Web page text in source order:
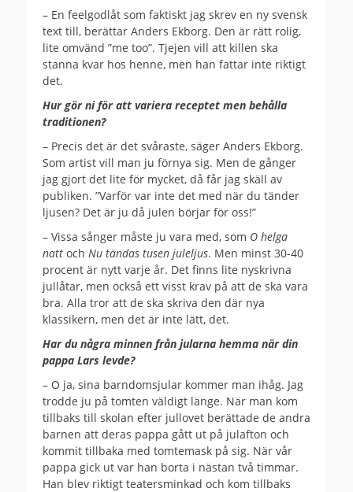
– En feelgodlåt som faktiskt jag skrev en ny svensk
text till, berättar Anders Ekborg. Den är rätt rolig,
lite omvänd ”me too”. Tjejen vill att killen ska
stanna kvar hos henne, men han fattar inte riktigt
det.
Hur gör ni för att variera receptet men behålla
traditionen?
– Precis det är det svåraste, säger Anders Ekborg.
Som artist vill man ju förnya sig. Men de gånger
jag gjort det lite för mycket, då får jag skäll av
publiken. ”Varför var inte det med när du tänder
ljusen? Det är ju då julen börjar för oss!”
– Vissa sånger måste ju vara med, som O helga
natt och Nu tändas tusen juleljus. Men minst 30-40
procent är nytt varje år. Det finns lite nyskrivna
jullåtar, men också ett visst krav på att de ska vara
bra. Alla tror att de ska skriva den där nya
klassikern, men det är inte lätt, det.
Har du några minnen från jularna hemma när din
pappa Lars levde?
– O ja, sina barndomsjular kommer man ihåg. Jag
trodde ju på tomten väldigt länge. När man kom
tillbaks till skolan efter jullovet berättade de andra
barnen att deras pappa gått ut på julafton och
kommit tillbaka med tomtemask på sig. När vår
pappa gick ut var han borta i nästan två timmar.
Han blev riktigt teatersminkad och kom tillbaks